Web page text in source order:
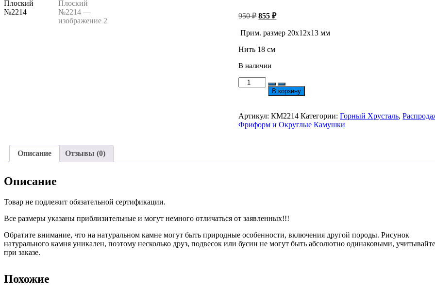
950₽ Первоначальная
составляла
855₽Текущая
855 ₽.
Прим. размер 20х12х13 мм
Нить 18 см
В наличии
Количество
товара
Фриформ
Плоский
В корзину
Артикул:КМ2214 Категории:Горный Хрусталь,
Фриформ и Округлые Камушки
Описание Отзывы (0)
Описание
Товар не подлежит обязательной сертификации.
Все размеры указаны приблизительные и могут немного отличаться от заявленных!!!
Обратите внимание, что на натуральном камне могут быть природные особенности, включения другой породы. Рисунок
натурального камня уникален, поэтому несколько друз, подвесок или бусин не могут быть абсолютно одинаковыми,
при заказе.
Похожие